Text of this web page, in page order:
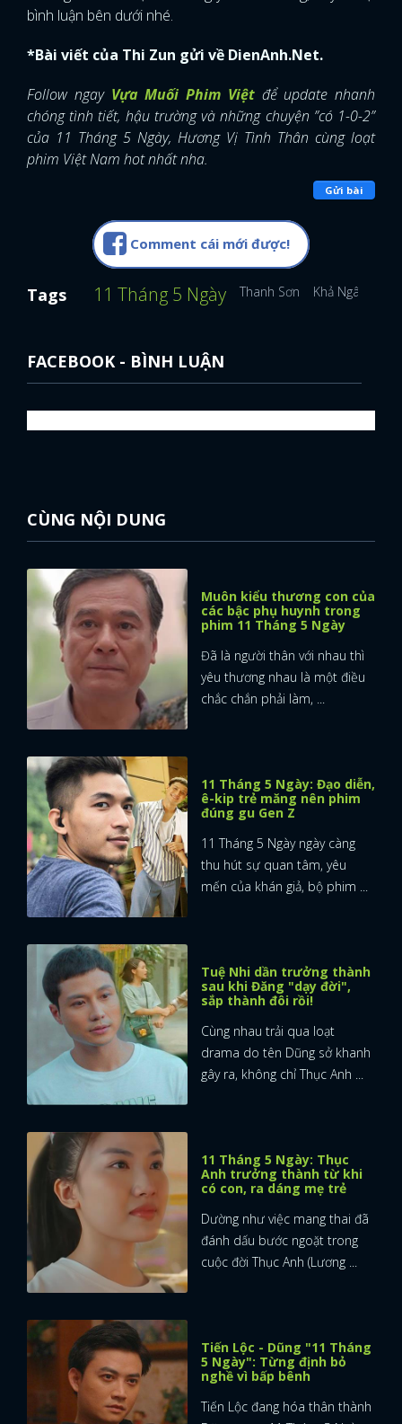
bình luận bên dưới nhé.
*Bài viết của Thi Zun gửi về DienAnh.Net.
Follow ngay Vựa Muối Phim Việtđể update nhanh
chóng tình tiết, hậu trường và những chuyện ”có 1-0-2”
của 11 Tháng 5 Ngày, Hương Vị Tình Thân cùng loạt
phim Việt Nam hot nhất nha.
Gửi bài
Comment cái mới được!
Tags 11 Tháng 5 Ngày Thanh Sơn Khả Ngân
FACEBOOK - BÌNH LUẬN
CÙNG NỘI DUNG
Muôn kiểu thương con của
các bậc phụ huynh trong
phim 11 Tháng 5 Ngày
Đã là người thân với nhau thì
yêu thương nhau là một điều
chắc chắn phải làm, ...
11 Tháng 5 Ngày: Đạo diễn,
ê-kip trẻ măng nên phim
đúng gu Gen Z
11 Tháng 5 Ngày ngày càng
thu hút sự quan tâm, yêu
mến của khán giả, bộ phim ...
Tuệ Nhi dần trưởng thành
sau khi Đăng "dạy đời",
sắp thành đôi rồi!
Cùng nhau trải qua loạt
drama do tên Dũng sở khanh
gây ra, không chỉ Thục Anh ...
11 Tháng 5 Ngày: Thục
Anh trưởng thành từ khi
có con, ra dáng mẹ trẻ
Dường như việc mang thai đã
đánh dấu bước ngoặt trong
cuộc đời Thục Anh (Lương ...
Tiến Lộc - Dũng "11 Tháng
5 Ngày": Từng định bỏ
nghề vì bấp bênh
Tiến Lộc đang hóa thân thành